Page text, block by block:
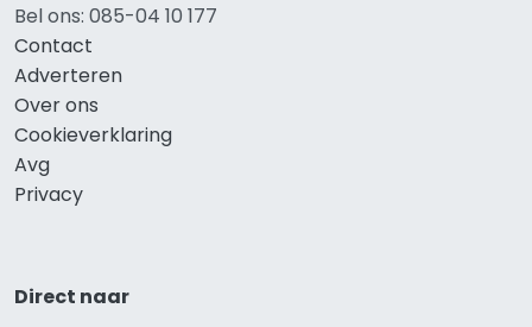
Bel ons: 085-04 10 177
Contact
Adverteren
Over ons
Cookieverklaring
Avg
Privacy
Direct naar